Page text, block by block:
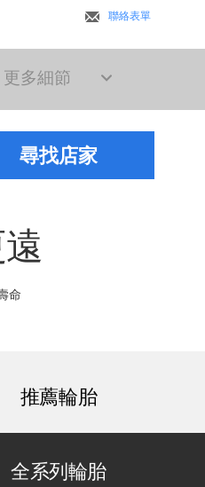
聯絡表單
更多細節
尋找店家
命
推薦輪胎
全系列輪胎